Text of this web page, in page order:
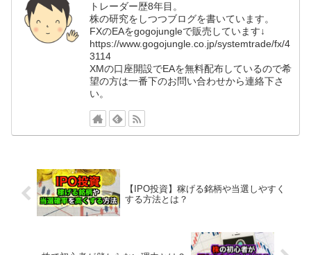
トレーダー歴8年目。
株の研究をしつつブログを書いています。
FXのEAをgogojungleで販売しています↓
https://www.gogojungle.co.jp/systemtrade/fx/4
3114
XMの口座開設でEAを無料配布しているので希
望の方は一番下のお問い合わせから連絡下さ
い。
【IPO投資】稼げる銘柄や当選しやすく
する方法とは？